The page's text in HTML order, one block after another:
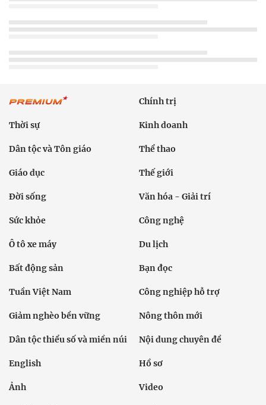
Chính trị
Thời sự Kinh doanh
Dân tộc và Tôn giáo Thể thao
Giáo dục Thế giới
Đời sống Văn hóa - Giải trí
Sức khỏe Công nghệ
Ô tô xe máy Du lịch
Bất động sản Bạn đọc
Tuần Việt Nam Công nghiệp hỗ trợ
Giảm nghèo bền vững Nông thôn mới
Dân tộc thiểu số và miền núi Nội dung chuyên đề
English Hồ sơ
Ảnh Video